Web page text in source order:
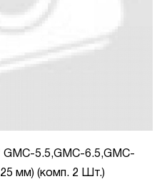
GMC-5.5,GMC-6.5,GMC-
мм) (комп. 2 Шт.)